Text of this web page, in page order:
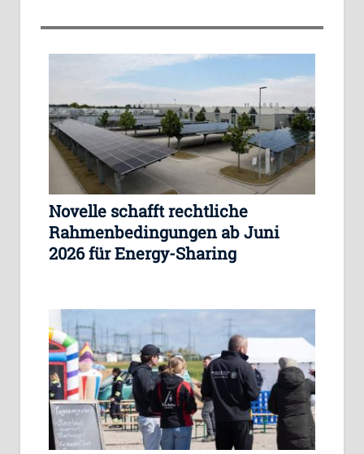
Novelle schafft rechtliche
Rahmenbedingungen ab Juni
2026 für Energy-Sharing